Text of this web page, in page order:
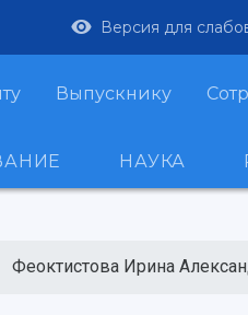
Версия для
Выпускнику
НАУКА
Феоктистова Ирина